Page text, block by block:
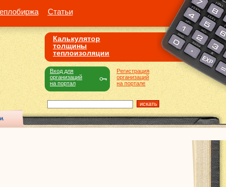
Статьи
Калькулятор
толщины
теплоизоляции
Регистрация
организаций
на портале
Вход для
организаций
на портал